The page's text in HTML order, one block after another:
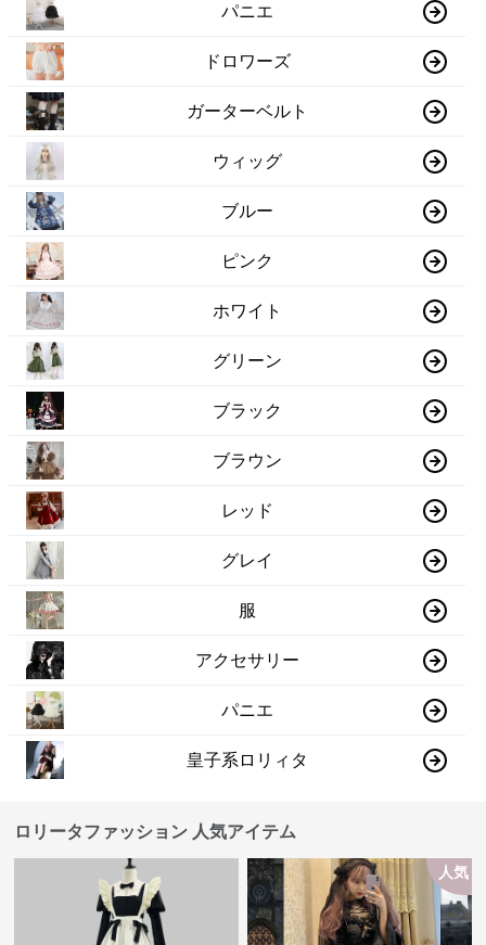
パニエ
ドロワーズ
ガーターベルト
ウィッグ
ブルー
ピンク
ホワイト
グリーン
ブラック
ブラウン
レッド
グレイ
服
アクセサリー
パニエ
皇子系ロリィタ
ロリータファッション 人気アイテム
人気